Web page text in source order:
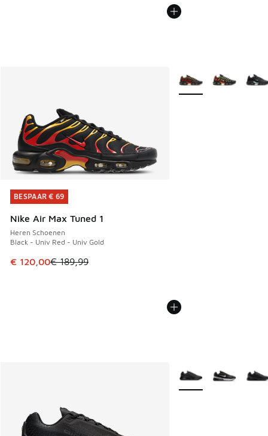
BESPAAR € 69
Nike Air Max Tuned 1
Heren Schoenen
Black - Univ Red - Univ Gold
Dit artikel is in de uitverkoop. Dit artikel is in de
€ 120,00€ 189,99
BESPAAR € 69
Meer kleuren
Meer kleuren